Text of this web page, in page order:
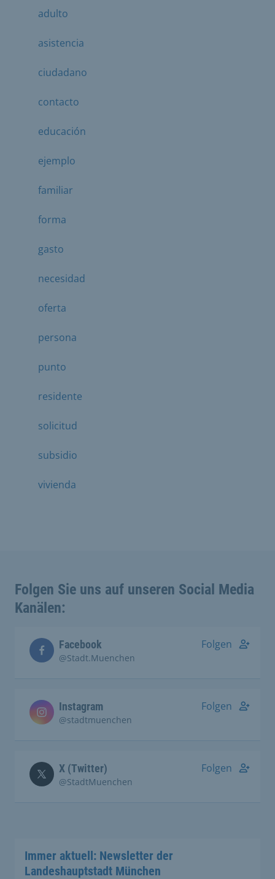
adulto
asistencia
ciudadano
contacto
educación
ejemplo
familiar
forma
gasto
necesidad
oferta
persona
punto
residente
solicitud
subsidio
vivienda
Folgen Sie uns auf unseren Social Media
Kanälen:
Facebook
@Stadt.Muenchen
Folgen
Instagram
@stadtmuenchen
Folgen
X (Twitter)
@StadtMuenchen
Folgen
Immer aktuell: Newsletter der
Landeshauptstadt München